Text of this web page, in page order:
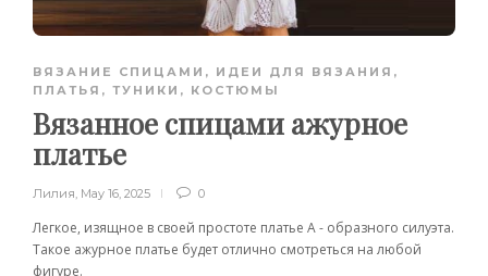
ВЯЗАНИЕ СПИЦАМИ , ИДЕИ ДЛЯ ВЯЗАНИЯ ,
ПЛАТЬЯ, ТУНИКИ, КОСТЮМЫ
Вязанное спицами ажурное
платье
Лилия May 16, 2025 0
Легкое, изящное в своей простоте платье А - образного силуэта.
Такое ажурное платье будет отлично смотреться на любой
фигуре.